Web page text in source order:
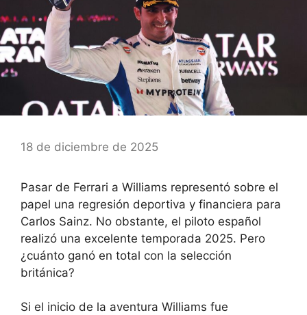
18 de diciembre de 2025
Pasar de Ferrari a Williams representó sobre el
papel una regresión deportiva y financiera para
Carlos Sainz. No obstante, el piloto español
realizó una excelente temporada 2025. Pero
¿cuánto ganó en total con la selección
británica?
Si el inicio de la aventura Williams fue